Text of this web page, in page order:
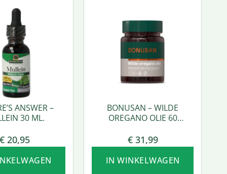
ANSWER –
30 ML.
€20,95
BONUSAN – WILDE
OREGANO OLIE 60
€31,99
IN WINKELWAGEN